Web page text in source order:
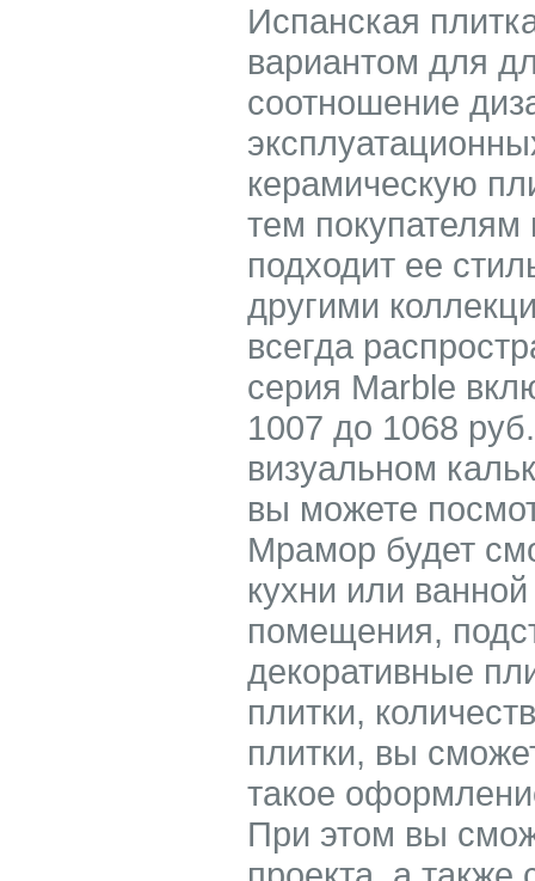
Испанская
вариантом для
соотношение
керамическую
тем
подходит ее
другими
всегда
серия Marble
1007 до 1068
визуальном
вы можете
Мрамор будет
кухни или
помещения,
декоративные
плитки,
плитки, вы
такое
При этом вы